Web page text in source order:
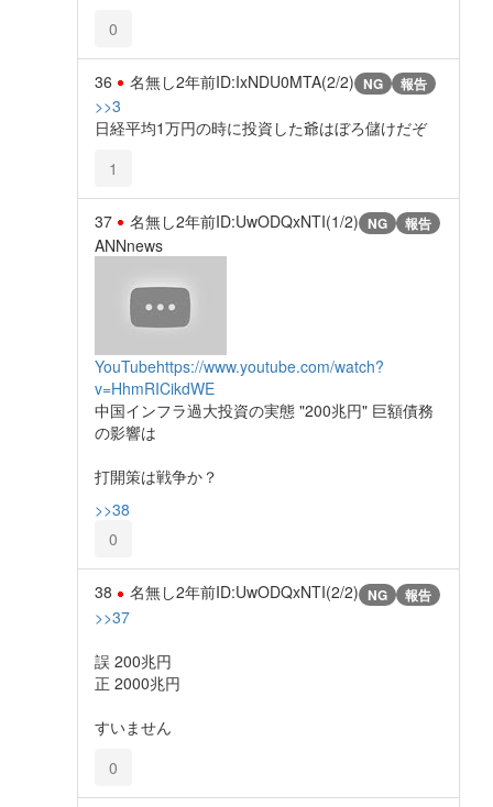
0
36 名無し2年前ID:IxNDU0MTA(2/2) NG 報告
>>3
日経平均1万円の時に投資した爺はぼろ儲けだぞ
1
37 名無し2年前ID:UwODQxNTI(1/2) NG 報告
ANNnews
YouTubehttps://www.youtube.com/watch?
v=HhmRICikdWE
中国インフラ過大投資の実態 "200兆円" 巨額債務
の影響は
打開策は戦争か？
>>38
0
38 名無し2年前ID:UwODQxNTI(2/2) NG 報告
>>37
誤 200兆円
正 2000兆円
すいません
0